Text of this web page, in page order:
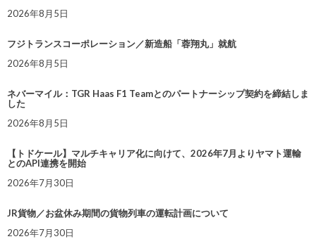
2026年8月5日
フジトランスコーポレーション／新造船「蓉翔丸」就航
2026年8月5日
ネバーマイル：TGR Haas F1 Teamとのパートナーシップ契約を締結しま
した
2026年8月5日
【トドケール】マルチキャリア化に向けて、2026年7月よりヤマト運輸
とのAPI連携を開始
2026年7月30日
JR貨物／お盆休み期間の貨物列車の運転計画について
2026年7月30日